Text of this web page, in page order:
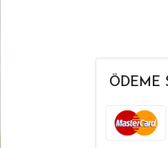
ÖDEME